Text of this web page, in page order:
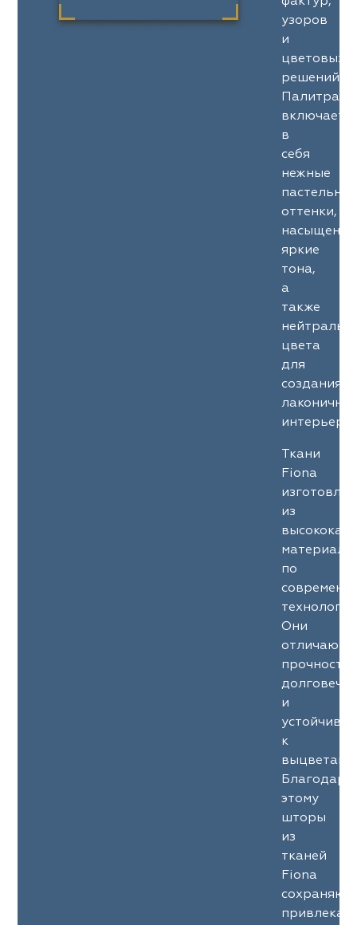
узоров
и
цветовых
решений.
Палитра
включает
в
себя
нежные
оттенки,
яркие
тона,
а
также
цвета
для
создания
Ткани
Fiona
из
по
Они
и
к
Благодаря
этому
шторы
из
тканей
Fiona
сохраняют